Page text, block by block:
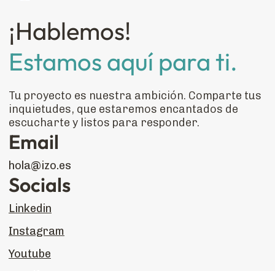
¡Hablemos!
Estamos aquí para ti.
Tu proyecto es nuestra ambición. Comparte tus
inquietudes, que estaremos encantados de
escucharte y listos para responder.
Email
hola@izo.es
Socials
Linkedin
Instagram
Youtube